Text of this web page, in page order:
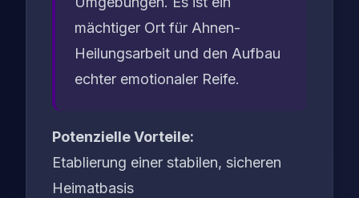
mächtiger Ort für Ahnen-
Heilungsarbeit und den Aufbau
echter emotionaler Reife.
Potenzielle Vorteile:
Etablierung einer stabilen, sicheren
Heimatbasis